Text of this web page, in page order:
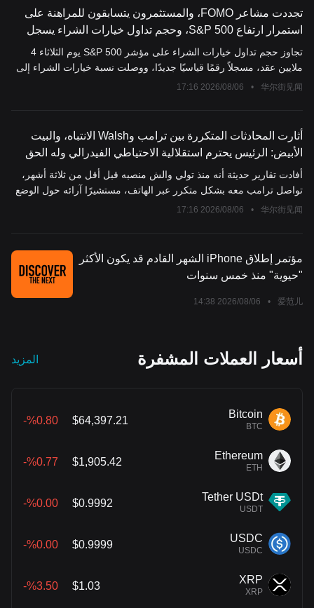
مثل SOXL وTQQQ المفضلة الجديدة، مما زاد من التعرض الفعلي
للمخاطر بدلاً من تقليصه. وقد ظهر بالفعل ما يسمى بـ"تأثير البالون" في
الرقابة الكورية، وأشارت الأوساط الأكاديمية إلى التشكيك في فعالية هذه
السياسات.
تجددت مشاعر FOMO، والمستثمرون يتسابقون للمراهنة على
استمرار ارتفاع S&P 500، وحجم تداول خيارات الشراء يسجل
أعلى مستوى في التاريخ
تجاوز حجم تداول خيارات الشراء على مؤشر S&P 500 يوم الثلاثاء 4
ملايين عقد، مسجلاً رقمًا قياسيًا جديدًا، ووصلت نسبة خيارات الشراء إلى
التوقعات، وتكرار تسجيل المؤشر المتساوي الوزن لأرقام قياسية جديدة
يُظهر توسع السوق الصاعد خارج دائرة AI. حددت UBS هدفها لسعر نهاية
العام عند 8100 نقطة، وأكدت أن "نمو الأرباح لم يُحتسب بالكامل بعد في
التقييمات".
华尔街见闻
•
2026/08/06 17:16
أثارت المحادثات المتكررة بين ترامب وWalsh الانتباه، والبيت
الأبيض: الرئيس يحترم استقلالية الاحتياطي الفيدرالي وله الحق
في التعبير عن رأيه
أفادت تقارير حديثة أنه منذ تولي والش منصبه قبل أقل من ثلاثة أشهر،
تواصل ترامب معه بشكل متكرر عبر الهاتف، مستشيرًا آرائه حول الوضع
في إيران، وتطورات الذكاء الاصطناعي وتأثيرها الاقتصادي. وبينما لم يتضح
الفيدرالي.
华尔街见闻
•
2026/08/06 17:16
مؤتمر إطلاق iPhone الشهر القادم قد يكون الأكثر
"حيوية" منذ خمس سنوات
爱范儿
•
2026/08/06 14:38
أسعار العملات المشفرة المزيد
Bitcoin
BTC
$64,397.21
%0.80-
Ethereum
ETH
$1,905.42
%0.77-
Tether USDt
USDT
$0.9992
%0.00-
USDC
USDC
$0.9999
%0.00-
XRP
XRP
$1.03
%3.50-